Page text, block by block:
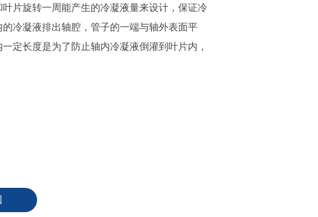
片旋转一周能产生的冷凝液量来设计，保证冷
冷凝液排出轴腔，管子的一端与轴外表面平
定长度是为了防止轴内冷凝液倒灌到叶片内，